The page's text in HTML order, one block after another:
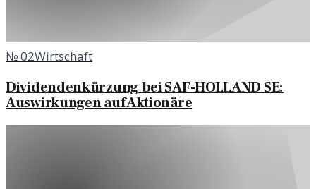
№02Wirtschaft
Dividendenkürzung bei SAF-HOLLAND SE:
Auswirkungen auf Aktionäre